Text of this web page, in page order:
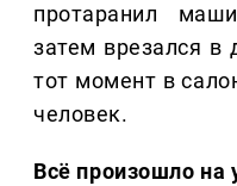
протаранил
затем врезался в
тот момент в
человек.
Всё произошло на